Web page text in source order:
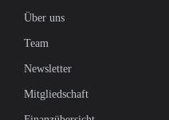
Über uns
Team
Newsletter
Mitgliedschaft